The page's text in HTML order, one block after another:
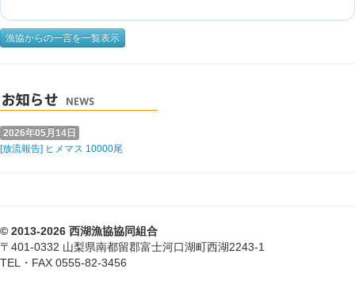
漁協からの一言を一覧表示
2026年05月14日
[放流報告] ヒメマス 10000尾
© 2013-2026 西湖漁協協同組合
〒401-0332 山梨県南都留郡富士河口湖町西湖2243-1
TEL・FAX 0555-82-3456